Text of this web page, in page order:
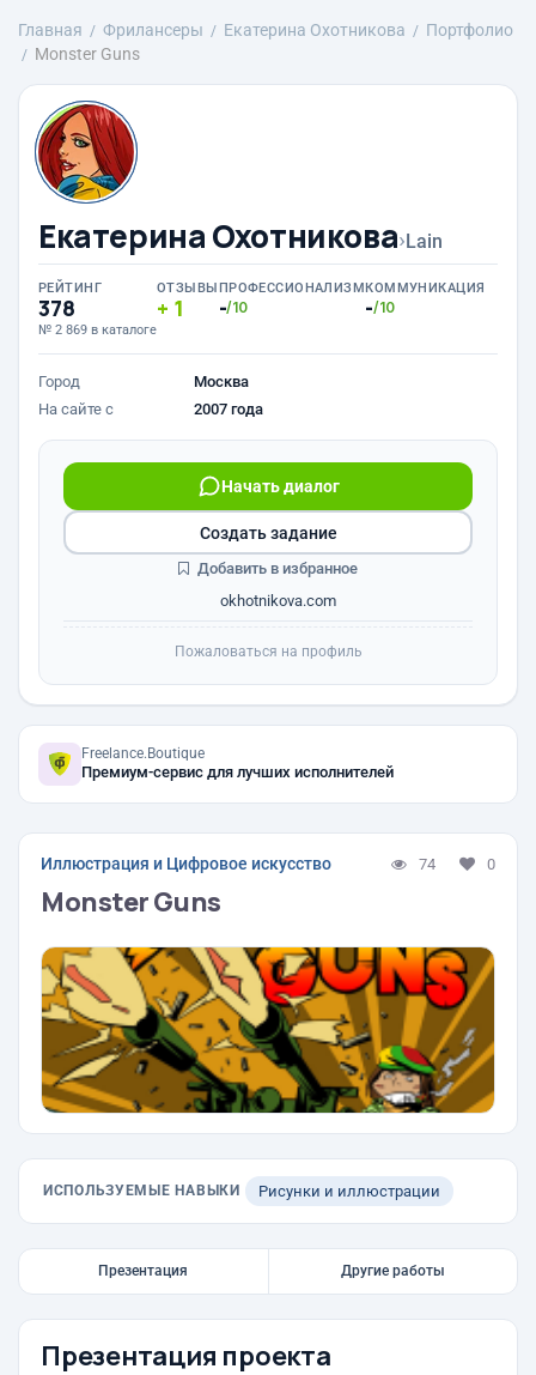
Главная Фрилансеры Екатерина Охотникова
Портфолио
Monster Guns
Екатерина Охотникова›Lain
РЕЙТИНГ
378
№ 2 869 в каталоге
ОТЗЫВЫ
1
ПРОФЕССИОНАЛИЗМ
-/10
КОММУНИКАЦИЯ
-/10
Город
Москва
На сайте с
2007 года
Начать диалог
okhotnikova.com
Создать задание
Добавить в избранное
Пожаловаться на профиль
Freelance.Boutique
Премиум-сервис для лучших исполнителей
Иллюстрация и Цифровое искусство 74 0
Monster Guns
ИСПОЛЬЗУЕМЫЕ НАВЫКИ Рисунки и иллюстрации
Презентация Другие работы
Презентация проекта